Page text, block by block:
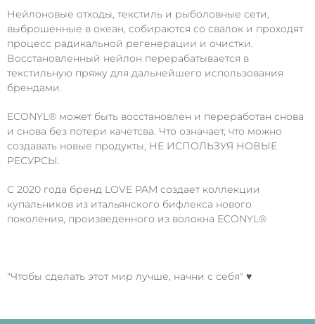
Нейлоновые отходы, текстиль и рыболовные сети,
выброшенные в океан, собираются со свалок и проходят
процесс радикальной регенерации и очистки.
Восстановленный нейлон перерабатывается в
текстильную пряжу для дальнейшего использования
брендами.
ECONYL® может быть восстановлен и переработан снова
и снова без потери качетсва. Что означает, что можно
создавать новые продукты, НЕ ИСПОЛЬЗУЯ НОВЫЕ
РЕСУРСЫ.
C 2020 года бренд LOVE PAM создает коллекции
купальников из итальянского бифлекса нового
поколения, произведенного из волокна ECONYL®
"Чтобы сделать этот мир лучше, начни с себя" ♥